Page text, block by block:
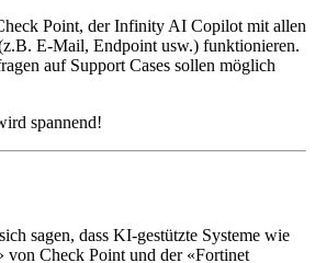
Point, der Infinity AI Copilot mit allen
E-Mail, Endpoint usw.) funktionieren.
auf Support Cases sollen möglich
spannend!
sagen, dass KI-gestützte Systeme wie
Check Point und der «Fortinet